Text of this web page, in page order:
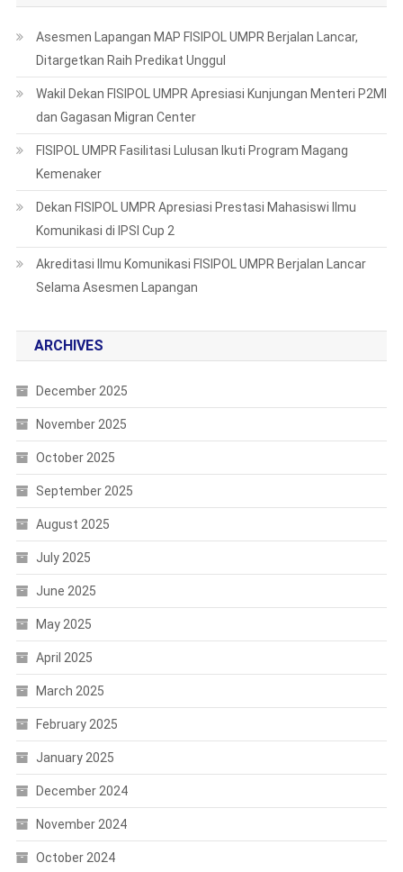
Asesmen Lapangan MAP FISIPOL UMPR Berjalan Lancar,
Ditargetkan Raih Predikat Unggul
Wakil Dekan FISIPOL UMPR Apresiasi Kunjungan Menteri P2MI
dan Gagasan Migran Center
FISIPOL UMPR Fasilitasi Lulusan Ikuti Program Magang
Kemenaker
Dekan FISIPOL UMPR Apresiasi Prestasi Mahasiswi Ilmu
Komunikasi di IPSI Cup 2
Akreditasi Ilmu Komunikasi FISIPOL UMPR Berjalan Lancar
Selama Asesmen Lapangan
ARCHIVES
December 2025
November 2025
October 2025
September 2025
August 2025
July 2025
June 2025
May 2025
April 2025
March 2025
February 2025
January 2025
December 2024
November 2024
October 2024